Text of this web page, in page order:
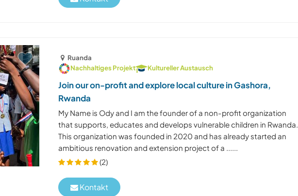
Ruanda
Nachhaltiges Projekt
Kultureller Austausch
Join our on-profit and explore local culture in Gashora,
Rwanda
My Name is Ody and I am the founder of a non-profit organization
that supports, educates and develops vulnerable children in Rwanda.
This organization was founded in 2020 and has already started an
ambitious renovation and extension project of a ......
(2)
Kontakt